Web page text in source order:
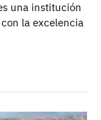
una institución
la excelencia